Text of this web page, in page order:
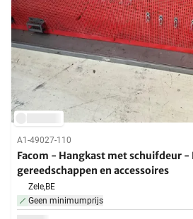
A1-49027-110
Facom - Hangkast met schuifdeur -
gereedschappen en accessoires
Zele,BE
Geen minimumprijs